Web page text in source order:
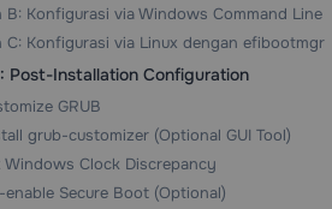
B: Konfigurasi via Windows Command Line
C: Konfigurasi via Linux dengan efibootmgr
Post-Installation Configuration
GRUB
grub-customizer (Optional GUI Tool)
Windows Clock Discrepancy
enable Secure Boot (Optional)